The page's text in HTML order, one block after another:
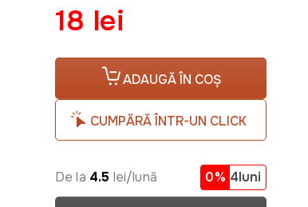
18 lei
ADAUGĂ ÎN COȘ
CUMPĂRĂ ÎNTR-UN CLICK
De la 4.5 lei/lună 0% 4luni